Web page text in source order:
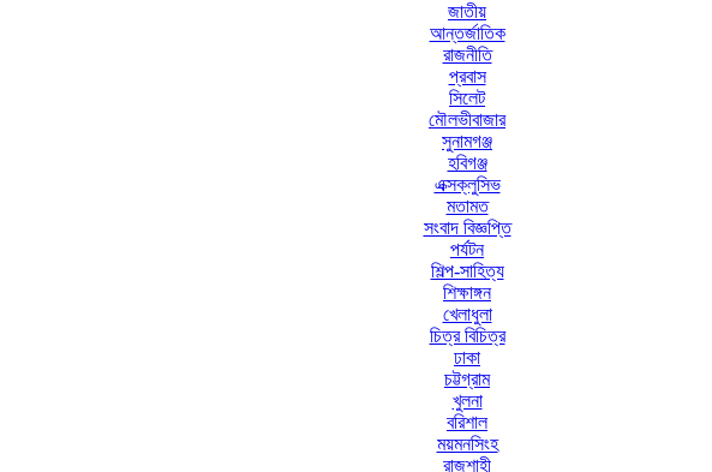
জাতীয়
আন্তর্জাতিক
রাজনীতি
প্রবাস
সিলেট
মৌলভীবাজার
সুনামগঞ্জ
হবিগঞ্জ
এক্সক্লুসিভ
মতামত
সংবাদ বিজ্ঞপ্তি
পর্যটন
শিল্প-সাহিত্য
শিক্ষাঙ্গন
খেলাধুলা
চিত্র বিচিত্র
ঢাকা
চট্টগ্রাম
খুলনা
বরিশাল
ময়মনসিংহ
রাজশাহী